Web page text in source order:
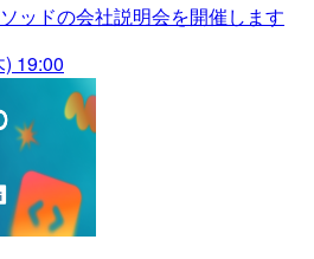
ッドの会社説明会を開催します
19:00